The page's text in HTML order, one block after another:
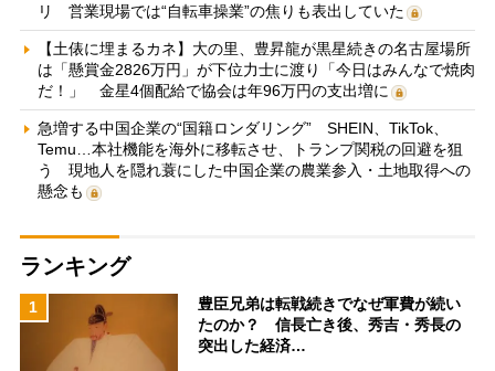
リ 営業現場では“自転車操業”の焦りも表出していた
【土俵に埋まるカネ】大の里、豊昇龍が黒星続きの名古屋場所
は「懸賞金2826万円」が下位力士に渡り「今日はみんなで焼肉
だ！」 金星4個配給で協会は年96万円の支出増に
急増する中国企業の“国籍ロンダリング” SHEIN、TikTok、
Temu…本社機能を海外に移転させ、トランプ関税の回避を狙
う 現地人を隠れ蓑にした中国企業の農業参入・土地取得への
懸念も
ランキング
1
豊臣兄弟は転戦続きでなぜ軍費が続い
たのか？ 信長亡き後、秀吉・秀長の
突出した経済…